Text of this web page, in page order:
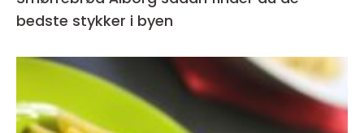
bedste stykker i byen